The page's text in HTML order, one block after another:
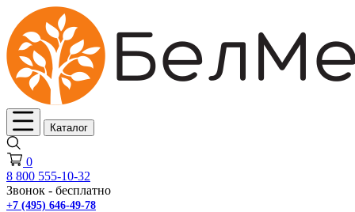
Каталог
0
8 800 555-10-32
Звонок - бесплатно
+7 (495) 646-49-78